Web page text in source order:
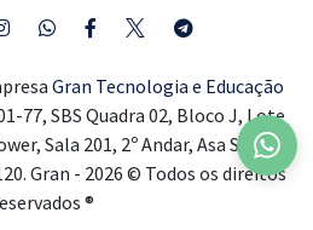
Gran Tecnologia e Educação
77, SBS Quadra 02, Bloco J, Lote
Sala 201, 2º Andar, Asa Sul,
Gran - 2026 © Todos os direitos
®